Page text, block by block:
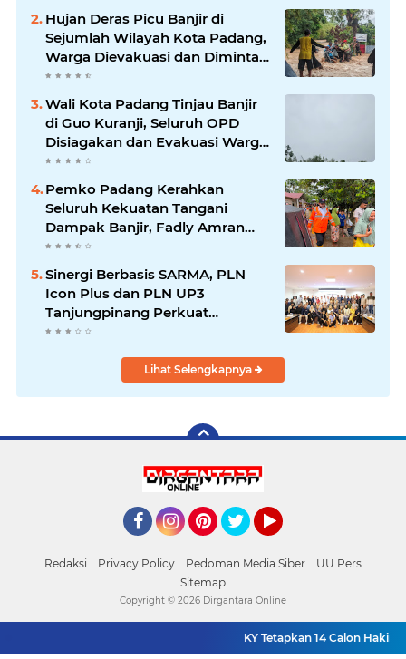
Hujan Deras Picu Banjir di
Sejumlah Wilayah Kota Padang,
Warga Dievakuasi dan Diminta
Waspada Banjir Susulan
Wali Kota Padang Tinjau Banjir
di Guo Kuranji, Seluruh OPD
Disiagakan dan Evakuasi Warga
Dipercepat
Pemko Padang Kerahkan
Seluruh Kekuatan Tangani
Dampak Banjir, Fadly Amran
Desak Percepatan Proyek
Pengendalian Bencana
Sinergi Berbasis SARMA, PLN
Icon Plus dan PLN UP3
Tanjungpinang Perkuat
Kolaborasi Strategis
Lihat Selengkapnya
Redaksi Privacy Policy Pedoman Media Siber
UU Pers
Sitemap
KY Tetapkan 14 Calon Hakim
Copyright © 2026 Dirgantara Online